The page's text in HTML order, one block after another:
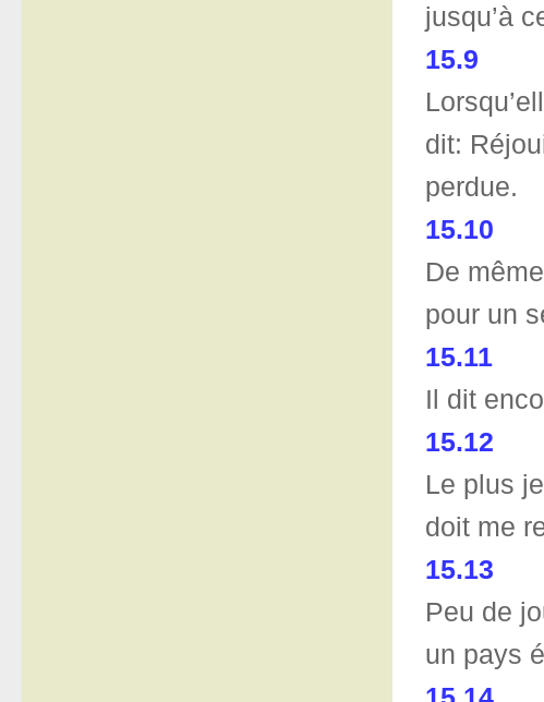
jusqu’à
15.9
dit:
perdue.
15.10
De
pour un
15.11
Il dit
15.12
Le plus
doit me
15.13
Peu de
un pays